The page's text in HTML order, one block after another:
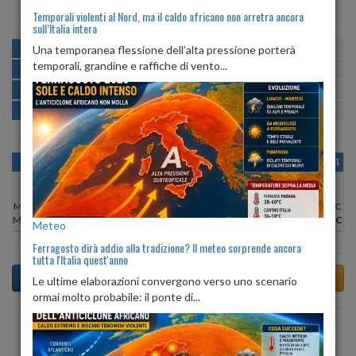
MATTINA min:20º max:27º U:
POMERIGGIO min:28º max:29º
SERA min:23º max:30º U:75% 91%
NOTTE min: 21º max:22º U:93%
OGGI
Min:
26°C
Max:26°C
DOM 09
Min:
Max:28°C
LUN 10
Min:29°C
Max:31°C
MAR 11
Min:
29°C
Max:30°C
MER 12
Max:27°C
GIO 13
Min:26°C
Max:27°C
VEN 14
28°C
Max:29°C
Previsioni del Tempo a Ton tra 6 giorni
Temporali violenti al Nord, ma il caldo africano non arretra ancora
sull’Italia intera
Una temporanea flessione dell’alta pressione porterà
temporali, grandine e raffiche di vento...
Meteo
Ferragosto dirà addio alla tradizione? Il meteo sorprende ancora
tutta l'Italia quest'anno
Le ultime elaborazioni convergono verso uno scenario
ormai molto probabile: il ponte di...